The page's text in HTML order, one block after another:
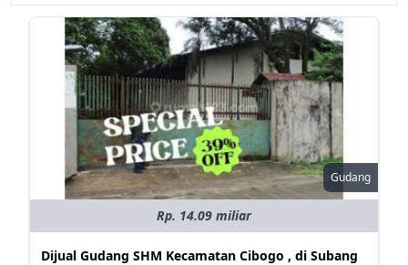
Gudang
Rp. 14.09 miliar
Dijual Gudang SHM Kecamatan Cibogo , di Subang